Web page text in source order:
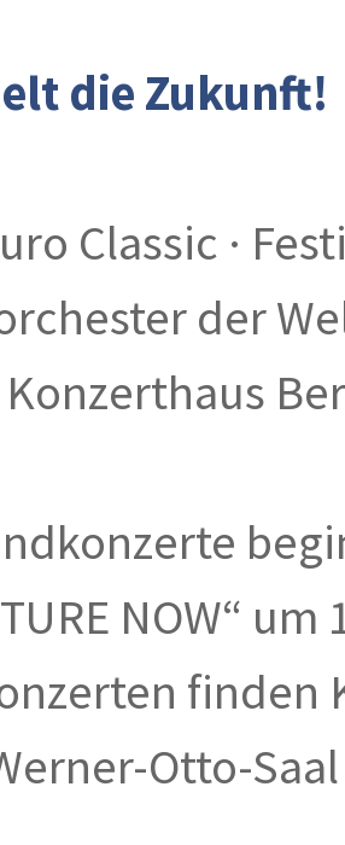
die Zukunft!
Classic ·
der
NOW“
finden
Otto-